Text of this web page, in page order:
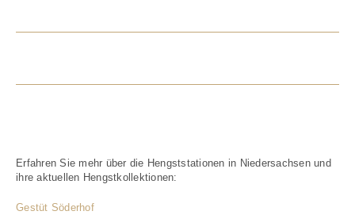
Erfahren Sie mehr über die Hengststationen in Niedersachsen und
ihre aktuellen Hengstkollektionen:
Gestüt Söderhof